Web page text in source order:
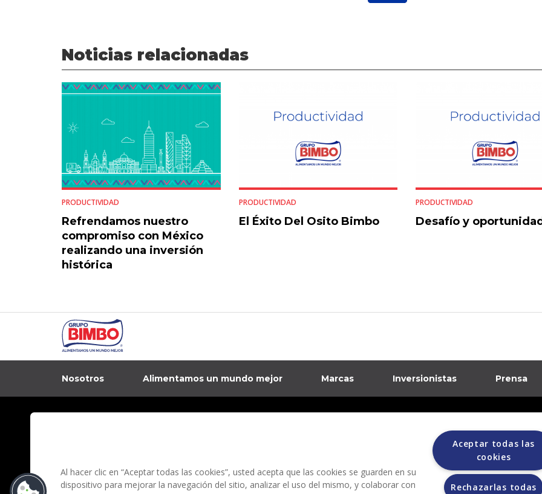
Noticias relacionadas
PRODUCTIVIDAD
Refrendamos nuestro
compromiso con México
realizando una inversión
histórica
PRODUCTIVIDAD
El Éxito Del Osito Bimbo
PRODUCTIVIDAD
Desafío y oportunidad
Nosotros Alimentamos un mundo mejor Marcas Inversionistas Prensa
Al hacer clic en “Aceptar todas las cookies”, usted acepta que las cookies se guarden en su
dispositivo para mejorar la navegación del sitio, analizar el uso del mismo, y colaborar con
Aceptar todas las
cookies
Rechazarlas todas